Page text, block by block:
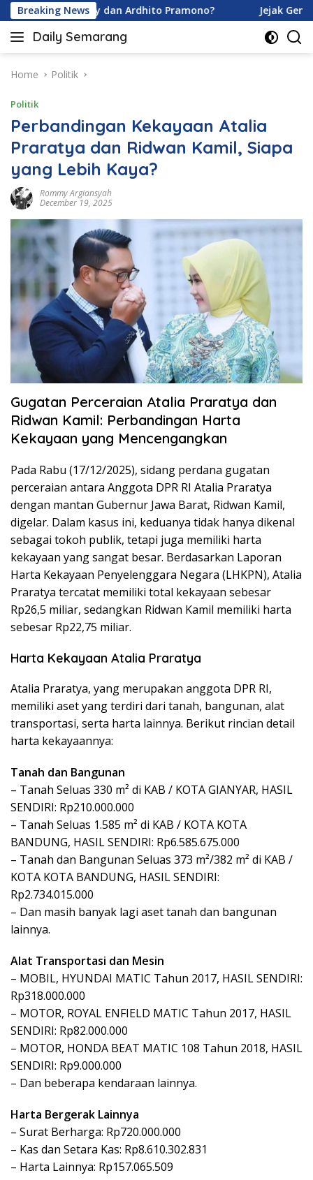
Skip
to
content
Breaking News
Karamoy dan Ardhito Pramono? Jejak Gen Buka
Daily Semarang
"Semarang
Ini:
Terkini
untuk
Anda"
Home Politik
Politik
Perbandingan Kekayaan Atalia
Praratya dan Ridwan Kamil, Siapa
yang Lebih Kaya?
Rommy Argiansyah
December 19, 2025
Gugatan Perceraian Atalia Praratya dan
Ridwan Kamil: Perbandingan Harta
Kekayaan yang Mencengangkan
Pada Rabu (17/12/2025), sidang perdana gugatan
perceraian antara Anggota DPR RI Atalia Praratya
dengan mantan Gubernur Jawa Barat, Ridwan Kamil,
digelar. Dalam kasus ini, keduanya tidak hanya dikenal
sebagai tokoh publik, tetapi juga memiliki harta
kekayaan yang sangat besar. Berdasarkan Laporan
Harta Kekayaan Penyelenggara Negara (LHKPN), Atalia
Praratya tercatat memiliki total kekayaan sebesar
Rp26,5 miliar, sedangkan Ridwan Kamil memiliki harta
sebesar Rp22,75 miliar.
Harta Kekayaan Atalia Praratya
Atalia Praratya, yang merupakan anggota DPR RI,
memiliki aset yang terdiri dari tanah, bangunan, alat
transportasi, serta harta lainnya. Berikut rincian detail
harta kekayaannya:
Tanah dan Bangunan
– Tanah Seluas 330 m² di KAB / KOTA GIANYAR, HASIL
SENDIRI: Rp210.000.000
– Tanah Seluas 1.585 m² di KAB / KOTA KOTA
BANDUNG, HASIL SENDIRI: Rp6.585.675.000
– Tanah dan Bangunan Seluas 373 m²/382 m² di KAB /
KOTA KOTA BANDUNG, HASIL SENDIRI:
Rp2.734.015.000
– Dan masih banyak lagi aset tanah dan bangunan
lainnya.
Alat Transportasi dan Mesin
– MOBIL, HYUNDAI MATIC Tahun 2017, HASIL SENDIRI:
Rp318.000.000
– MOTOR, ROYAL ENFIELD MATIC Tahun 2017, HASIL
SENDIRI: Rp82.000.000
– MOTOR, HONDA BEAT MATIC 108 Tahun 2018, HASIL
SENDIRI: Rp9.000.000
– Dan beberapa kendaraan lainnya.
Harta Bergerak Lainnya
– Surat Berharga: Rp720.000.000
– Kas dan Setara Kas: Rp8.610.302.831
– Harta Lainnya: Rp157.065.509